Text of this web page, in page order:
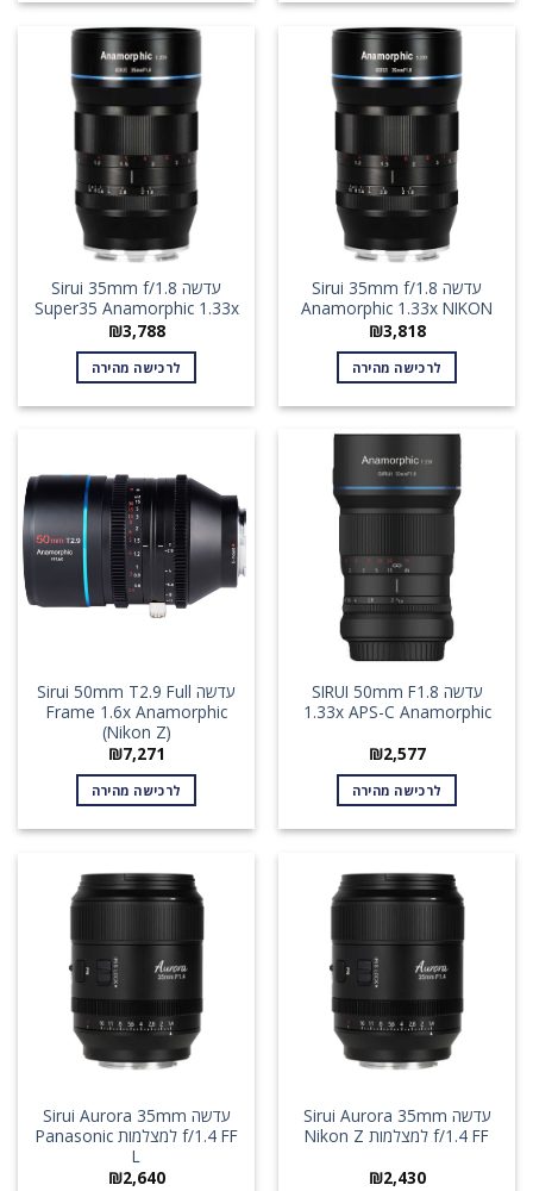
עדשה Sirui 35mm f/1.8
Anamorphic 1.33x NIKON
₪3,818
לרכישה מהירה
עדשה Sirui 35mm f/1.8
Super35 Anamorphic 1.33x
₪3,788
לרכישה מהירה
עדשה SIRUI 50mm F1.8
1.33x APS-C Anamorphic
₪2,577
לרכישה מהירה
עדשה Sirui 50mm T2.9 Full
Frame 1.6x Anamorphic
(Nikon Z)
₪7,271
לרכישה מהירה
עדשה Sirui Aurora 35mm
f/1.4 FF למצלמות Nikon Z
₪2,430
עדשה Sirui Aurora 35mm
f/1.4 FF למצלמות Panasonic
L
₪2,640